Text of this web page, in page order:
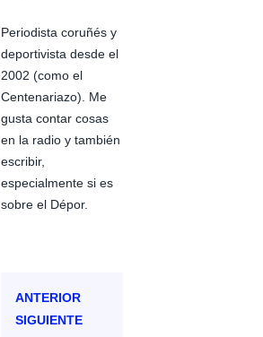
Periodista coruñés y
deportivista desde el
2002 (como el
Centenariazo). Me
gusta contar cosas
en la radio y también
escribir,
especialmente si es
sobre el Dépor.
ANTERIOR
SIGUIENTE